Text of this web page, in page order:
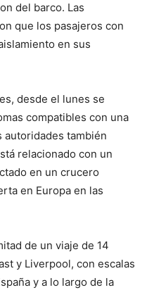
del barco. Las
que los pasajeros con
en sus
desde el lunes se
compatibles con una
autoridades también
relacionado con un
en un crucero
en Europa en las
de un viaje de 14
y Liverpool, con escalas
y a lo largo de la